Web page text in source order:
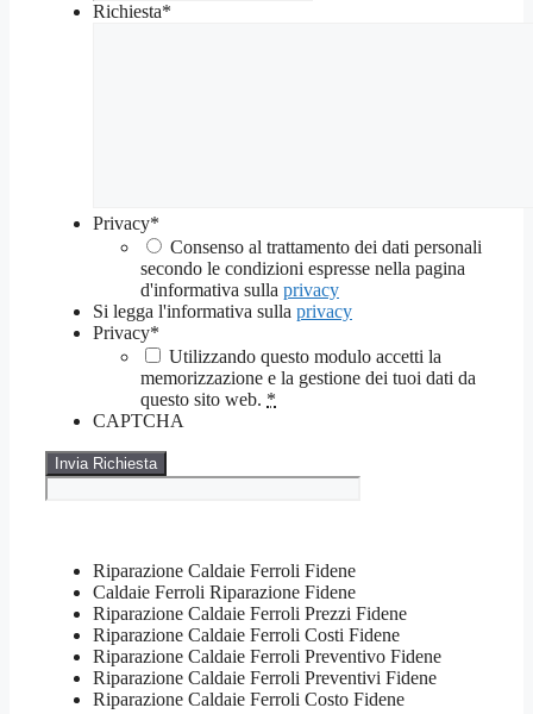
Richiesta*
Privacy*
Consenso al trattamento dei dati personali
secondo le condizioni espresse nella pagina
d'informativa sulla privacy
Si legga l'informativa sulla privacy
Privacy*
Utilizzando questo modulo accetti la
memorizzazione e la gestione dei tuoi dati da
questo sito web. *
CAPTCHA
Riparazione Caldaie Ferroli Fidene
Caldaie Ferroli Riparazione Fidene
Riparazione Caldaie Ferroli Prezzi Fidene
Riparazione Caldaie Ferroli Costi Fidene
Riparazione Caldaie Ferroli Preventivo Fidene
Riparazione Caldaie Ferroli Preventivi Fidene
Riparazione Caldaie Ferroli Costo Fidene